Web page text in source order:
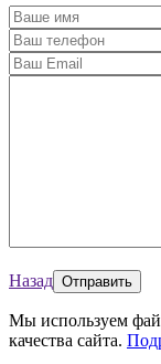
Назад
Мы используем
качества сайта.